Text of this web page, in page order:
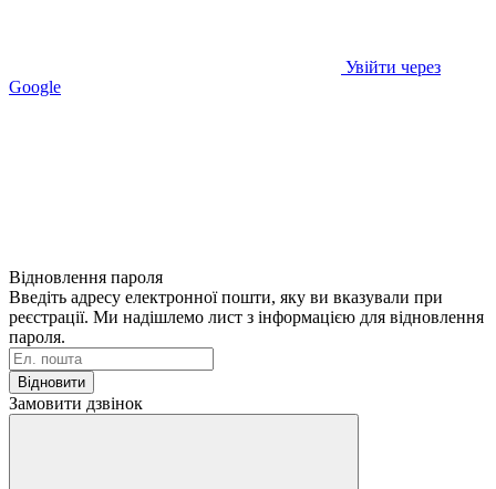
Увійти через
Google
Відновлення пароля
Введіть адресу електронної пошти, яку ви вказували при
реєстрації. Ми надішлемо лист з інформацією для відновлення
пароля.
Відновити
Замовити дзвінок